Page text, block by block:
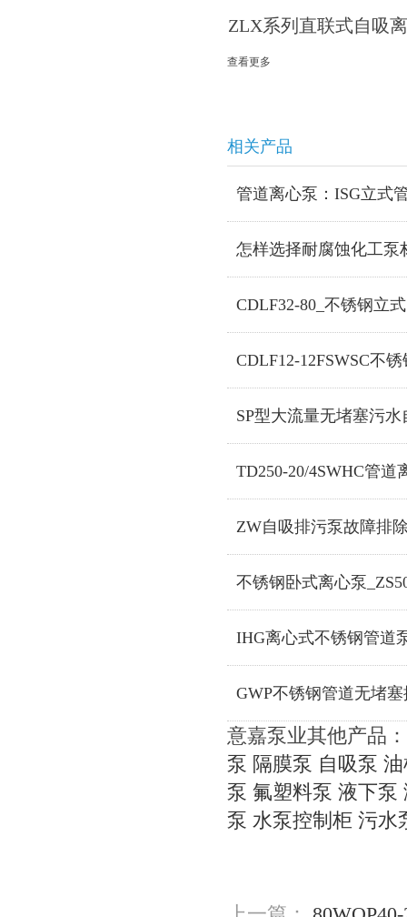
ZLX系列直联式自吸
查看更多
相关产品
管道离心泵：ISG立式
怎样选择耐腐蚀化工泵
CDLF32-80_不锈钢立
CDLF12-12FSWSC不
SP型大流量无堵塞污水
TD250-20/4SWHC管道
ZW自吸排污泵故障排
不锈钢卧式离心泵
IHG离心式不锈钢管道
GWP不锈钢管道无堵
意嘉泵业其他产品：
泵 隔膜泵 自吸泵
泵 氟塑料泵 液下泵
泵 水泵控制柜 污水